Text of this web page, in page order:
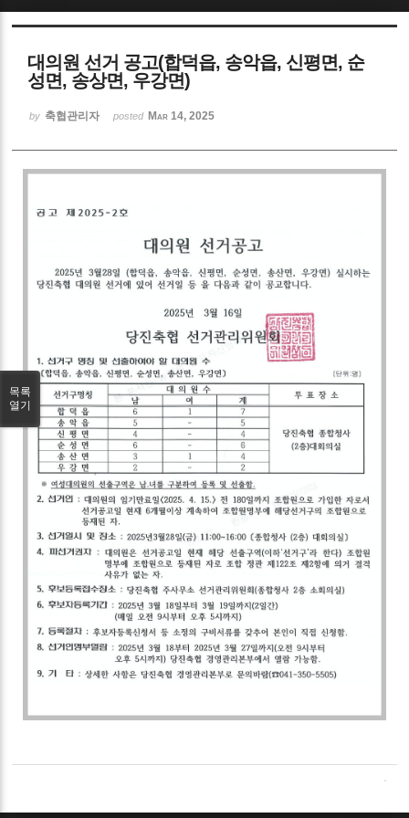
대의원 선거 공고(합덕읍, 송악읍, 신평면, 순
성면, 송상면, 우강면)
by 축협관리자 posted Mar 14, 2025
목록
열기
Sketchbook5, 스케치북5
Sketchbook5, 스케치북5